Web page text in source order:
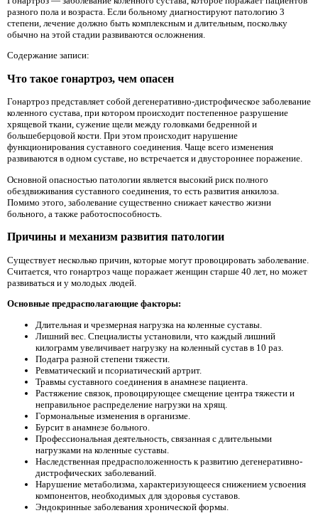
разного пола и возраста. Если больному диагностируют патологию 3
степени, лечение должно быть комплексным и длительным, поскольку
обычно на этой стадии развиваются осложнения.
Содержание записи:
Что такое гонартроз, чем опасен
Гонартроз представляет собой дегенеративно-дистрофическое заболевание
коленного сустава, при котором происходит постепенное разрушение
хрящевой ткани, сужение щели между головками бедренной и
большеберцовой кости. При этом происходит нарушение
функционирования суставного соединения. Чаще всего изменения
развиваются в одном суставе, но встречается и двустороннее поражение.
Основной опасностью патологии является высокий риск полного
обездвиживания суставного соединения, то есть развития анкилоза.
Помимо этого, заболевание существенно снижает качество жизни
больного, а также работоспособность.
Причины и механизм развития патологии
Существует несколько причин, которые могут провоцировать заболевание.
Считается, что гонартроз чаще поражает женщин старше 40 лет, но может
развиваться и у молодых людей.
Основные предрасполагающие факторы:
Длительная и чрезмерная нагрузка на коленные суставы.
Лишний вес. Специалисты установили, что каждый лишний
килограмм увеличивает нагрузку на коленный сустав в 10 раз.
Подагра разной степени тяжести.
Ревматический и псориатический артрит.
Травмы суставного соединения в анамнезе пациента.
Растяжение связок, провоцирующее смещение центра тяжести и
неправильное распределение нагрузки на хрящ.
Гормональные изменения в организме.
Бурсит в анамнезе больного.
Профессиональная деятельность, связанная с длительными
нагрузками на коленные суставы.
Наследственная предрасположенность к развитию дегенеративно-
дистрофических заболеваний.
Нарушение метаболизма, характеризующееся снижением усвоения
компонентов, необходимых для здоровья суставов.
Эндокринные заболевания хронической формы.